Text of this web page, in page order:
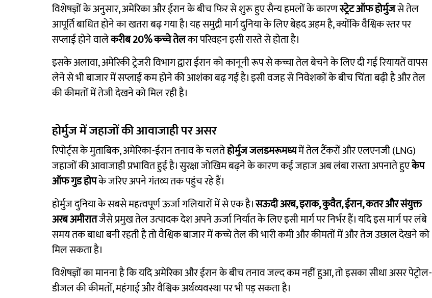
विशेषज्ञों के अनुसार, अमेरिका और ईरान के बीच फिर से शुरू हुए सैन्य हमलों के कारणस्ट्रेट ऑफ होर्मुजसे तेल
आपूर्ति बाधित होने का खतरा बढ़ गया है। यह समुद्री मार्ग दुनिया के लिए बेहद अहम है, क्योंकि वैश्विक स्तर पर
सप्लाई होने वालेकरीब 20% कच्चे तेलका परिवहन इसी रास्ते से होता है।
इसके अलावा, अमेरिकी ट्रेजरी विभाग द्वारा ईरान को कानूनी रूप से कच्चा तेल बेचने के लिए दी गई रियायतें वापस
लेने से भी बाजार में सप्लाई कम होने की आशंका बढ़ गई है। इसी वजह से निवेशकों के बीच चिंता बढ़ी है और तेल
की कीमतों में तेजी देखने को मिल रही है।
होर्मुज में जहाजों की आवाजाही पर असर
रिपोर्ट्स के मुताबिक, अमेरिका-ईरान तनाव के चलतेहोर्मुज जलडमरूमध्यमें तेल टैंकरों और एलएनजी (LNG)
जहाजों की आवाजाही प्रभावित हुई है। सुरक्षा जोखिम बढ़ने के कारण कई जहाज अब लंबा रास्ता अपनाते हुएकेप
ऑफ गुड होपके जरिए अपने गंतव्य तक पहुंच रहे हैं।
होर्मुज दुनिया के सबसे महत्वपूर्ण ऊर्जा गलियारों में से एक है।सऊदी अरब, इराक, कुवैत, ईरान, कतर और संयुक्त
अरब अमीरातजैसे प्रमुख तेल उत्पादक देश अपने ऊर्जा निर्यात के लिए इसी मार्ग पर निर्भर हैं। यदि इस मार्ग पर लंबे
समय तक बाधा बनी रहती है तो वैश्विक बाजार में कच्चे तेल की भारी कमी और कीमतों में और तेज उछाल देखने को
मिल सकता है।
विशेषज्ञों का मानना है कि यदि अमेरिका और ईरान के बीच तनाव जल्द कम नहीं हुआ, तो इसका सीधा असर पेट्रोल-
डीजल की कीमतों, महंगाई और वैश्विक अर्थव्यवस्था पर भी पड़ सकता है।